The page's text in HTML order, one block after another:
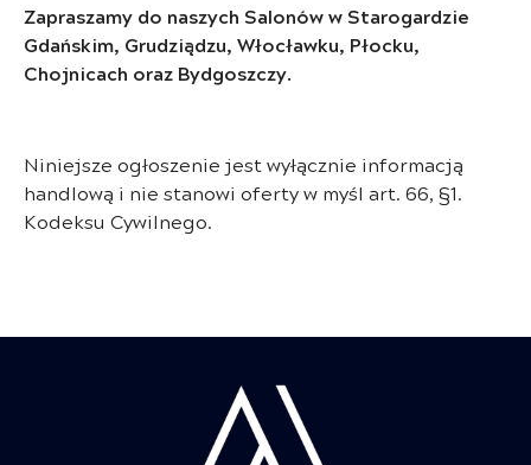
Zapraszamy do naszych Salonów w Starogardzie
Gdańskim, Grudziądzu, Włocławku, Płocku,
Chojnicach oraz Bydgoszczy.
Niniejsze ogłoszenie jest wyłącznie informacją
handlową i nie stanowi oferty w myśl art. 66, §1.
Kodeksu Cywilnego.